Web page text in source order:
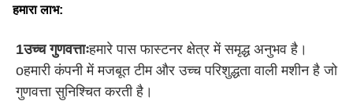
हमारा लाभ:
1उच्च गुणवत्ताःहमारे पास फास्टनर क्षेत्र में समृद्ध अनुभव है।
oहमारी कंपनी में मजबूत टीम और उच्च परिशुद्धता वाली मशीन है जो
गुणवत्ता सुनिश्चित करती है।